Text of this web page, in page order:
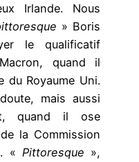
Irlande. Nous
» Boris
le qualificatif
quand il
du Royaume Uni.
mais aussi
quand il ose
la Commission
« Pittoresque »,